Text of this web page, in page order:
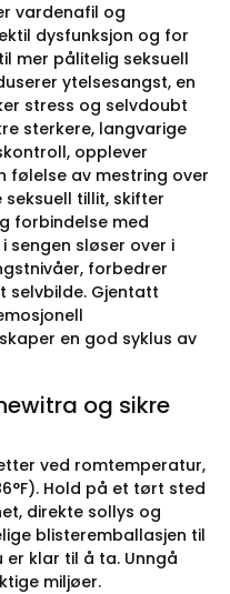
vardenafil og
dysfunksjon og for
mer pålitelig seksuell
ytelsesangst, en
stress og selvdoubt
sterkere, langvarige
opplever
følelse av mestring over
tillit, skifter
forbindelse med
sengen sløser over i
forbedrer
selvbilde. Gjentatt
en god syklus av
og sikre
ved romtemperatur,
Hold på et tørt sted
direkte sollys og
blisteremballasjen til
klar til å ta. Unngå
miljøer.